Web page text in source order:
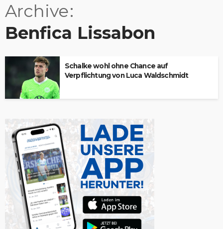
Archive
Benfica Lissabon
Schalke wohl ohne Chance auf
Verpflichtung von Luca Waldschmidt